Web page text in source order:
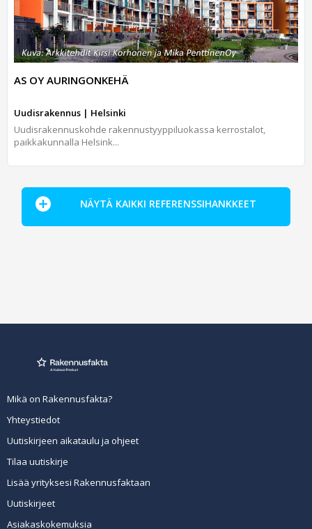
AS OY AURINGONKEHÄ
Uudisrakennus | Helsinki
Uudisrakennuskohde rakennustyyppiluokassa kerrostalot,
paikkakunnalla Helsink...
NÄYTÄ KAIKKI REFERENSSIHANKKEET
Mikä on Rakennusfakta?
Yhteystiedot
Uutiskirjeen aikataulu ja ohjeet
Tilaa uutiskirje
Lisää yrityksesi Rakennusfaktaan
Uutiskirjeet
Asiakaskokemuksia